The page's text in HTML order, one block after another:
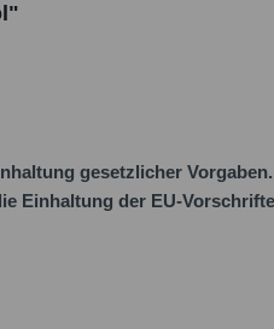
gesetzlicher
Einhaltung der EU-